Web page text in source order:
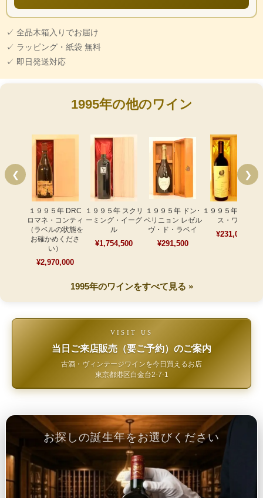
✓ 全品木箱入りでお届け
✓ ラッピング・紙袋 無料
✓ 即日発送対応
1995年の他のワイン
❮
１９９５年 DRC
ロマネ・コンティ
（ラベルの状態を
お確かめくださ
い）
¥2,970,000
１９９５年 スクリ
ーミング・イーグ
ル
¥1,754,500
１９９５年 ドン･
ペリニョン レゼル
ヴ・ド・ラベイ
¥291,500
１９９５年 オーパ
ス・ワン
¥231,000
❯
1995年のワインをすべて見る »
VISIT US
当日ご来店販売（要ご予約）のご案内
古酒・ヴィンテージワインを今日買えるお店
東京都港区白金台2-7-1
お探しの誕生年をお選びください